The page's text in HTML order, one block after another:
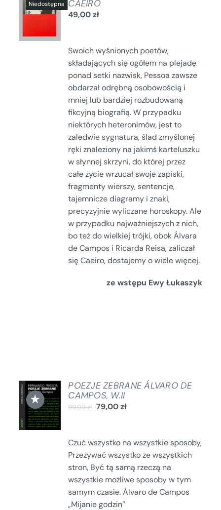
SZCZEGÓŁY
CAEIRO
49,00zł
Swoich wyśnionych poetów,
składających się ogółem na plejadę
ponad setki nazwisk, Pessoa zawsze
obdarzał odrębną osobowością i
mniej lub bardziej rozbudowaną
fikcyjną biografią. W przypadku
niektórych heteronimów, jest to
zaledwie sygnatura, ślad zmyślonej
ręki znaleziony na jakimś karteluszku
w słynnej skrzyni, do której przez
całe życie wrzucał swoje zapiski,
fragmenty wierszy, sentencje,
tajemnicze diagramy i znaki,
precyzyjnie wyliczane horoskopy. Ale
w przypadku najważniejszych z nich,
bo też do wielkiej trójki, obok Álvara
de Campos i Ricarda Reisa, zaliczał
się Caeiro, dostajemy o wiele więcej.
ze wstępu Ewy Łukaszyk
★
DODAJ
DO
KOSZYKA
/
SZCZEGÓŁY
POEZJE ZEBRANE ÁLVARO DE
CAMPOS, W.II
99,00zł 79,00zł
Czuć wszystko na wszystkie sposoby,
Przeżywać wszystko ze wszystkich
stron, Być tą samą rzeczą na
wszystkie możliwe sposoby w tym
samym czasie. Álvaro de Campos
„Mijanie godzin”